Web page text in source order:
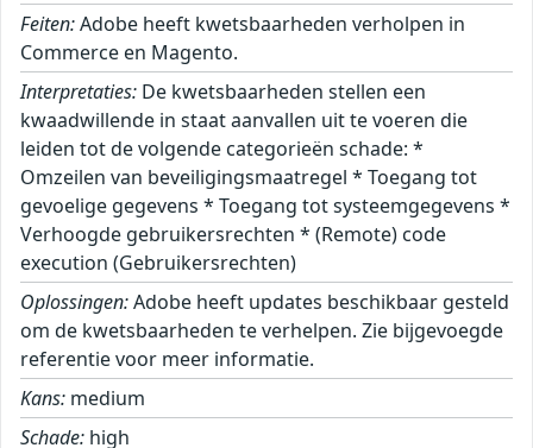
Feiten:Adobe heeft kwetsbaarheden verholpen in
Commerce en Magento.
Interpretaties: De kwetsbaarheden stellen een
kwaadwillende in staat aanvallen uit te voeren die
leiden tot de volgende categorieën schade: *
Omzeilen van beveiligingsmaatregel * Toegang tot
gevoelige gegevens * Toegang tot systeemgegevens *
Verhoogde gebruikersrechten * (Remote) code
execution (Gebruikersrechten)
Oplossingen:Adobe heeft updates beschikbaar gesteld
om de kwetsbaarheden te verhelpen. Zie bijgevoegde
referentie voor meer informatie.
Kans: medium
Schade: high